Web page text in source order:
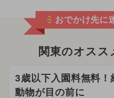
おでかけ先に
関東のオスス
3歳以下入園料無料
動物が目の前に